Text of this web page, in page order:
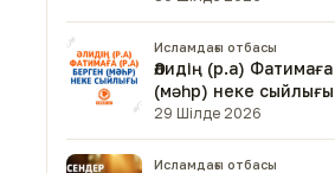
Исламдағы отбасы
Әлидің (р.а)
(мәһр) неке сыйлығы
29 Шілде 2026
Исламдағы отбасы